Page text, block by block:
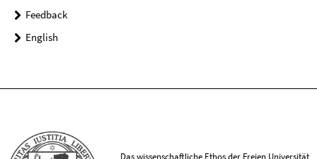
Feedback
English